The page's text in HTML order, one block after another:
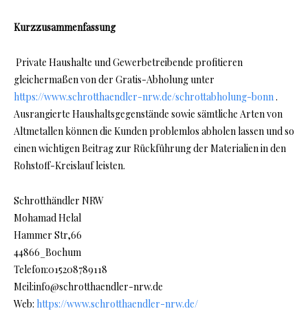
Kurzzusammenfassung
Private Haushalte und Gewerbetreibende profitieren
gleichermaßen von der Gratis-Abholung unter
https://www.schrotthaendler-nrw.de/schrottabholung-bonn.
Ausrangierte Haushaltsgegenstände sowie sämtliche Arten von
Altmetallen können die Kunden problemlos abholen lassen und so
einen wichtigen Beitrag zur Rückführung der Materialien in den
Rohstoff-Kreislauf leisten.
Schrotthändler NRW
Mohamad Helal
Hammer Str,66
44866_Bochum
Telefon:015208789118
Meil:info@schrotthaendler-nrw.de
Web: https://www.schrotthaendler-nrw.de/